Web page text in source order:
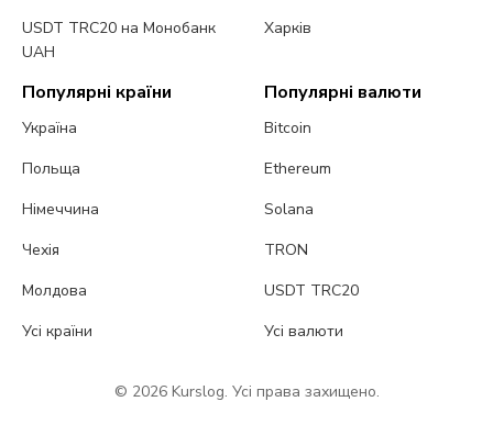
USDT TRC20 на Монобанк
UAH
Харків
Популярні країни
Україна
Польща
Німеччина
Чехія
Молдова
Усі країни
Популярні валюти
Bitcoin
Ethereum
Solana
TRON
USDT TRC20
Усі валюти
© 2026 Kurslog. Усі права захищено.